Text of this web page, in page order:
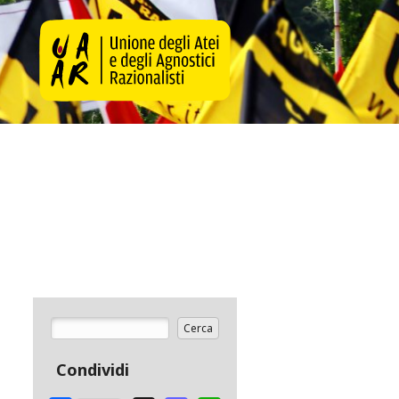
Form di ricerca
Cerca
Condividi